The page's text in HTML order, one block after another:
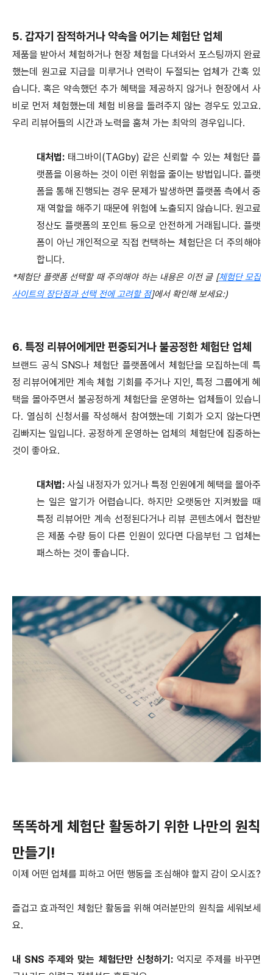
5. 갑자기 잠적하거나 약속을 어기는 체험단 업체
제품을 받아서 체험하거나 현장 체험을 다녀와서 포스팅까지 완료
했는데 원고료 지급을 미루거나 연락이 두절되는 업체가 간혹 있
습니다. 혹은 약속했던 추가 혜택을 제공하지 않거나 현장에서 사
비로 먼저 체험했는데 체험 비용을 돌려주지 않는 경우도 있고요.
우리 리뷰어들의 시간과 노력을 훔쳐 가는 최악의 경우입니다.
대처법: 태그바이(TAGby) 같은 신뢰할 수 있는 체험단 플
랫폼을 이용하는 것이 이런 위험을 줄이는 방법입니다. 플랫
폼을 통해 진행되는 경우 문제가 발생하면 플랫폼 측에서 중
재 역할을 해주기 때문에 위험에 노출되지 않습니다. 원고료
정산도 플랫폼의 포인트 등으로 안전하게 거래됩니다. 플랫
폼이 아닌 개인적으로 직접 컨택하는 체험단은 더 주의해야
합니다.
*체험단 플랫폼 선택할 때 주의해야 하는 내용은 이전 글 [체험단 모집
사이트의 장단점과 선택 전에 고려할 점]에서 확인해 보세요:)
6. 특정 리뷰어에게만 편중되거나 불공정한 체험단 업체
브랜드 공식 SNS나 체험단 플랫폼에서 체험단을 모집하는데 특
정 리뷰어에게만 계속 체험 기회를 주거나 지인, 특정 그룹에게 혜
택을 몰아주면서 불공정하게 체험단을 운영하는 업체들이 있습니
다. 열심히 신청서를 작성해서 참여했는데 기회가 오지 않는다면
김빠지는 일입니다. 공정하게 운영하는 업체의 체험단에 집중하는
것이 좋아요.
대처법: 사실 내정자가 있거나 특정 인원에게 혜택을 몰아주
는 일은 알기가 어렵습니다. 하지만 오랫동안 지켜봤을 때
특정 리뷰어만 계속 선정된다거나 리뷰 콘텐츠에서 협찬받
은 제품 수량 등이 다른 인원이 있다면 다음부턴 그 업체는
패스하는 것이 좋습니다.
똑똑하게 체험단 활동하기 위한 나만의 원칙
만들기!
이제 어떤 업체를 피하고 어떤 행동을 조심해야 할지 감이 오시죠?
즐겁고 효과적인 체험단 활동을 위해 여러분만의 원칙을 세워보세
요.
내 SNS 주제와 맞는 체험단만 신청하기: 억지로 주제를 바꾸면